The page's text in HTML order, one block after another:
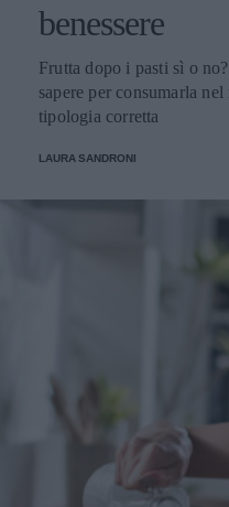
benessere
Frutta dopo i pasti sì o
sapere per consumarla
tipologia corretta
LAURA SANDRONI